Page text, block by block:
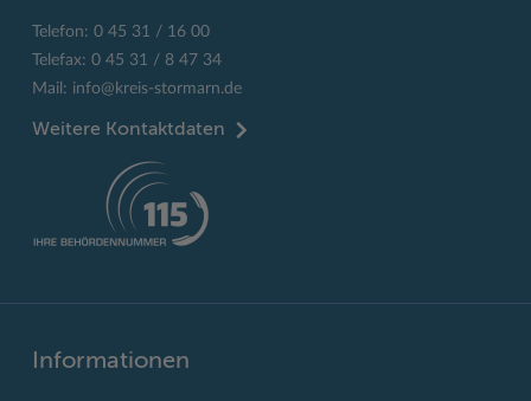
Telefon: 0 45 31 / 16 00
Telefax: 0 45 31 / 8 47 34
Mail: info@kreis-stormarn.de
Weitere Kontaktdaten
Informationen